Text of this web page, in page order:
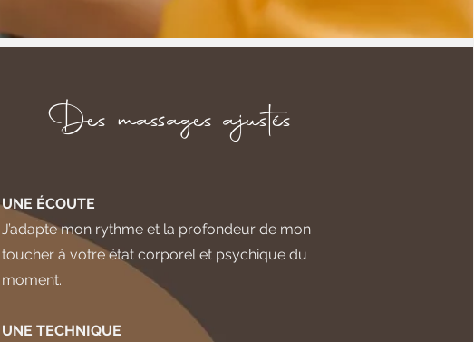
Des massages ajustés
UNE ÉCOUTE
J’adapte mon rythme et la profondeur de mon
toucher à votre état corporel et psychique du
moment.
UNE TECHNIQUE